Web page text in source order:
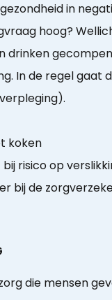
in
hoog?
drinken
In de regel gaat
koken
risico op
bij de
die mensen